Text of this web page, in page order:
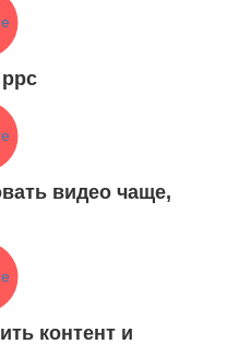
ppc
видео чаще,
контент и